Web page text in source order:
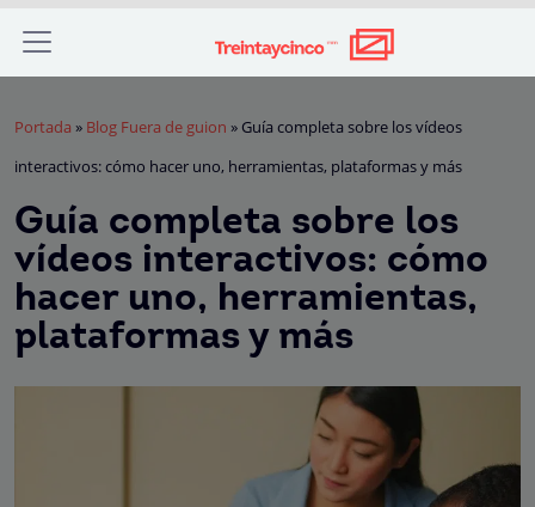
Portada » Blog Fuera de guion » Guía completa sobre los vídeos
interactivos: cómo hacer uno, herramientas, plataformas y más
Guía completa sobre los
vídeos interactivos: cómo
hacer uno, herramientas,
plataformas y más